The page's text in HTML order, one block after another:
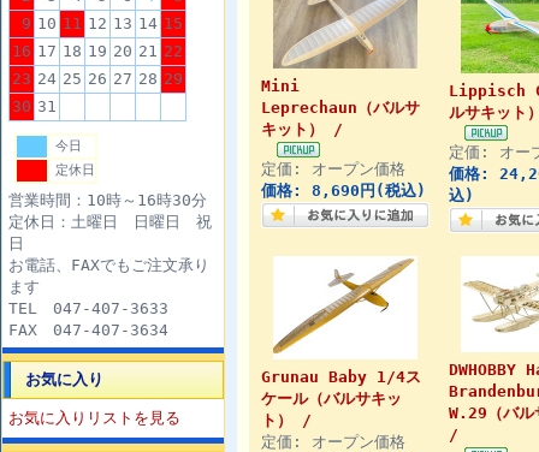
9 10 11 12 13 14 15
16 17 18 19 20 21 22
23 24 25 26 27 28 29
30 31
今日
定休日
営業時間：10時～16時30分
定休日：土曜日 日曜日 祝
日
お電話、FAXでもご注文承り
ます
TEL 047-407-3633
FAX 047-407-3634
お気に入り
お気に入りリストを見る
Mini
Leprechaun（バルサ
キット） /
定価: オープン価格
価格: 8,690円(税込)
Lippisch
ルサキット
定価: オー
価格:
込)
Grunau Baby 1/4ス
ケール（バルサキッ
ト） /
定価: オープン価格
DWHOBBY
W.29（バル
/